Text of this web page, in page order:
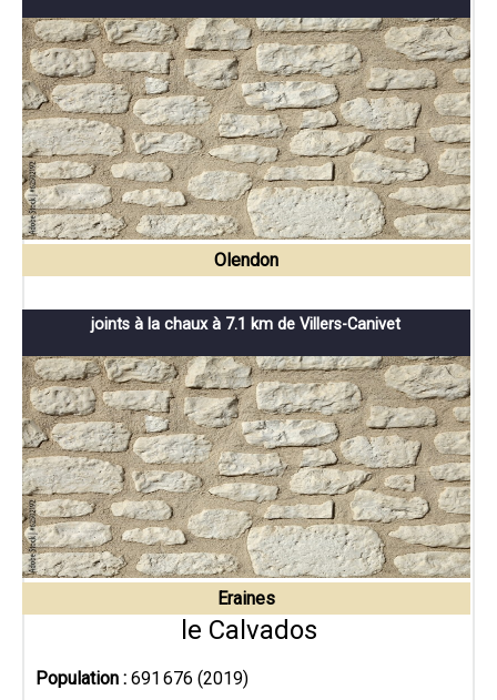
Olendon
joints à la chaux à 7.1 km de Villers-Canivet
Eraines
le Calvados
Population : 691 676 (2019)